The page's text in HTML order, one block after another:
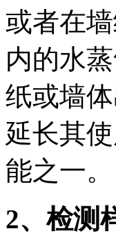
或者在
内的水
纸或墙
延长其
能之一。
2、检测